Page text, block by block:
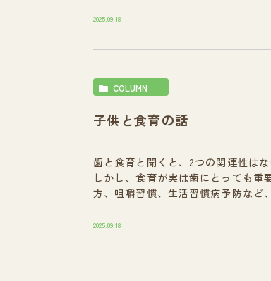
2025.09.18
COLUMN
子供と食育の話
歯と食育と聞くと、2つの関連性は
しかし、食育が実は歯にとっても重
方、咀嚼習慣、生活習慣病予防など
2025.09.18